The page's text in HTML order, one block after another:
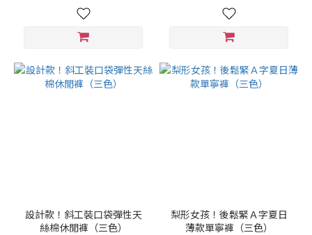
設計款！斜工裝口袋彈性天
絲棉休閒褲（三色）
梨形女孩！後鬆緊Ａ字夏日
薄款單寧褲（三色）